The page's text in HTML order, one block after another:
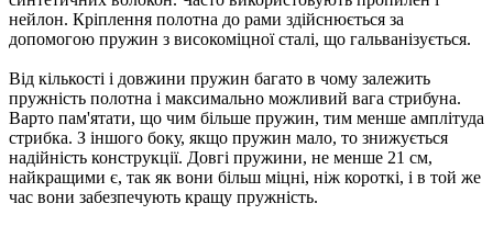
нейлон. Кріплення полотна до рами здійснюється за
допомогою пружин з високоміцної сталі, що гальванізується.
Від кількості і довжини пружин багато в чому залежить
пружність полотна і максимально можливий вага стрибуна.
Варто пам'ятати, що чим більше пружин, тим менше амплітуда
стрибка. З іншого боку, якщо пружин мало, то знижується
надійність конструкції. Довгі пружини, не менше 21 см,
найкращими є, так як вони більш міцні, ніж короткі, і в той же
час вони забезпечують кращу пружність.